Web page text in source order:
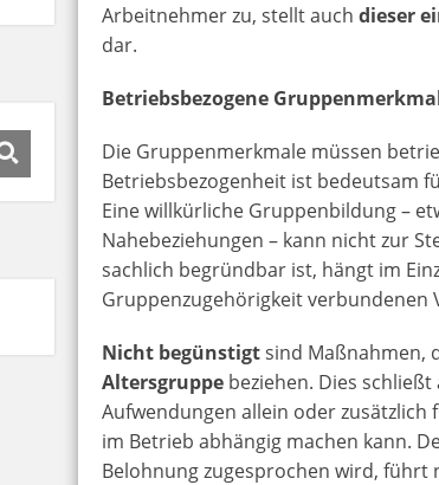
Arbeitnehmer zu, stellt auchdieser
dar.
Betriebsbezogene
Die Gruppenmerkmale müssen
Betriebsbezogenheit ist bedeutsam
Eine willkürliche Gruppenbildung –
Nahebeziehungen – kann nicht zur
sachlich begründbar ist, hängt im
Gruppenzugehörigkeit verbundenen
Nicht begünstigtsind Maßnahmen,
Altersgruppe beziehen. Dies
Aufwendungen allein oder
im Betrieb abhängig machen kann.
Belohnung zugesprochen wird, führt